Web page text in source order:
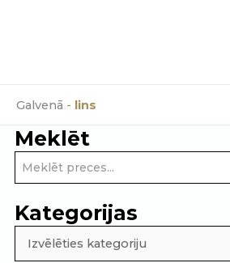
Galvenā - lins
Meklēt
Kategorijas